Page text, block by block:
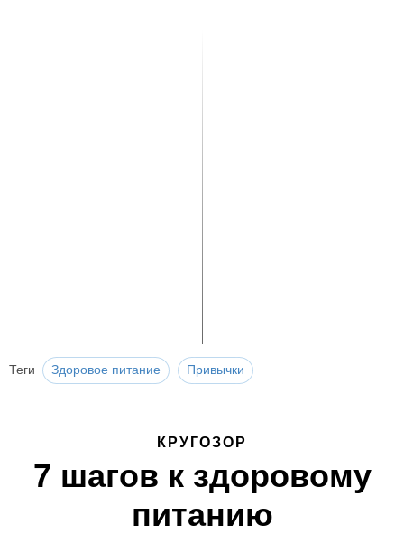
Теги Здоровое питание Привычки
КРУГОЗОР
7 шагов к здоровому
питанию